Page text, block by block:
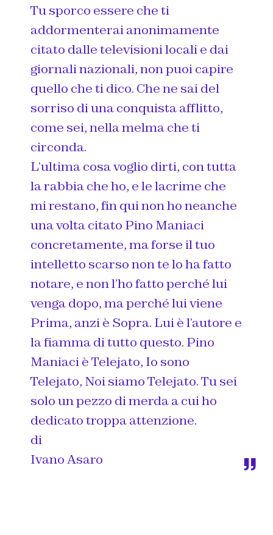
Tu sporco essere che ti
addormenterai anonimamente
citato dalle televisioni locali e dai
giornali nazionali, non puoi capire
quello che ti dico. Che ne sai del
sorriso di una conquista afflitto,
come sei, nella melma che ti
circonda.
L’ultima cosa voglio dirti, con tutta
la rabbia che ho, e le lacrime che
mi restano, fin qui non ho neanche
una volta citato Pino Maniaci
concretamente, ma forse il tuo
intelletto scarso non te lo ha fatto
notare, e non l’ho fatto perché lui
venga dopo, ma perché lui viene
Prima, anzi è Sopra. Lui è l’autore e
la fiamma di tutto questo. Pino
Maniaci è Telejato, Io sono
Telejato, Noi siamo Telejato. Tu sei
solo un pezzo di merda a cui ho
dedicato troppa attenzione.
di
Ivano Asaro